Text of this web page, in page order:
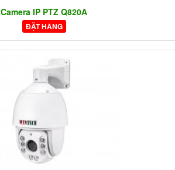
Camera IP PTZ Q820A
ĐẶT HÀNG